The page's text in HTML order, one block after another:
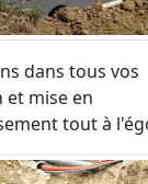
dans tous vos
mise en
tout à